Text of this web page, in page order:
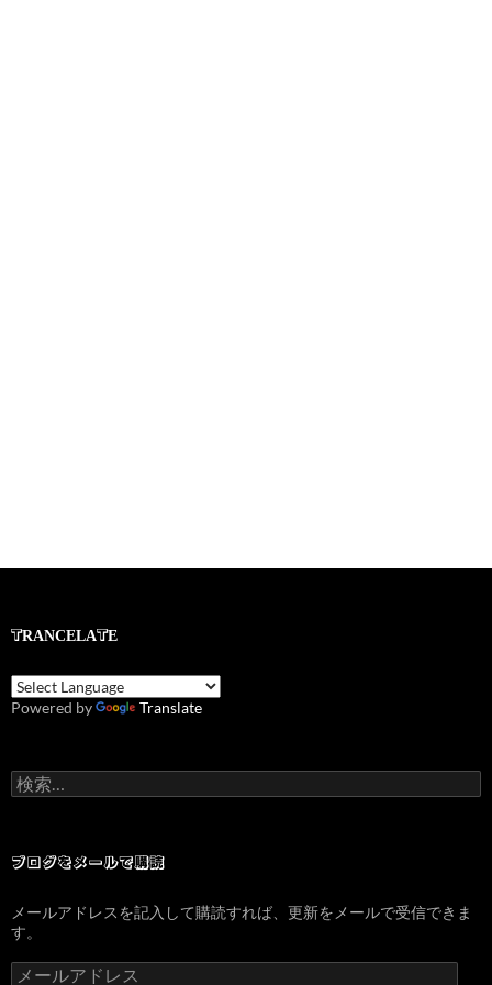
TRANCELATE
Powered by Translate
検
索:
ブログをメールで購読
メールアドレスを記入して購読すれば、更新をメールで受信できま
す。
メ